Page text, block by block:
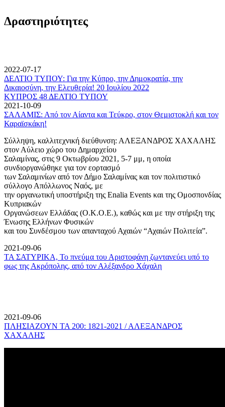
Δραστηριότητες
2022-07-17
ΔΕΛΤΙΟ ΤΥΠΟΥ: Για την Κύπρο, την Δημοκρατία, την
Δικαιοσύνη, την Ελευθερία! 20 Ιουλίου 2022
ΚΥΠΡΟΣ 48 ΔΕΛΤΙΟ ΤΥΠΟΥ
2021-10-09
ΣΑΛΑΜΙΣ: Από τον Αίαντα και Τεύκρο, στον Θεμιστοκλή και τον
Καραϊσκάκη!
Σύλληψη, καλλιτεχνική διεύθυνση: ΑΛΕΞΑΝΔΡΟΣ ΧΑΧΑΛΗΣ
στον Αύλειο χώρο του Δημαρχείου
Σαλαμίνας, στις 9 Οκτωβρίου 2021, 5-7 μμ, η οποία
συνδιοργανώθηκε για τον εορτασμό
των Σαλαμινίων από τον Δήμο Σαλαμίνας και τον πολιτιστικό
σύλλογο Απόλλωνος Ναός, με
την οργανωτική υποστήριξη της Enalia Events και της Ομοσπονδίας
Κυπριακών
Οργανώσεων Ελλάδας (Ο.Κ.Ο.Ε.), καθώς και με την στήριξη της
Ένωσης Ελλήνων Φυσικών
και του Συνδέσμου των απανταχού Αχαιών “Αχαιών Πολιτεία”.
2021-09-06
ΤΑ ΣΑΤΥΡΙΚΑ, Το πνεύμα του Αριστοφάνη ζωντανεύει υπό το
φως της Ακρόπολης, από τον Αλέξανδρο Χάχαλη
2021-09-06
ΠΛΗΣΙΑΖΟΥΝ ΤΑ 200: 1821-2021 / ΑΛΕΞΑΝΔΡΟΣ
ΧΑΧΑΛΗΣ